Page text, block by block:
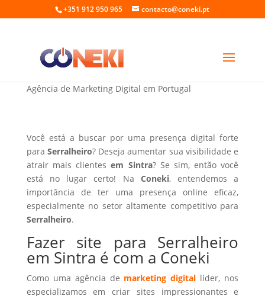
+351 912 950 965 contacto@coneki.pt
Fazer site para Serralheiro em Sintra
Agência de Marketing Digital em Portugal
Você está a buscar por uma presença digital forte
paraSerralheiro? Deseja aumentar sua visibilidade e
atrair mais clientesem Sintra? Se sim, então você
está no lugar certo! Na Coneki, entendemos a
importância de ter uma presença online eficaz,
especialmente no setor altamente competitivo para
Serralheiro.
Fazer site para Serralheiro
em Sintra é com a Coneki
Como uma agência de marketing digital líder, nos
especializamos em criar sites impressionantes e